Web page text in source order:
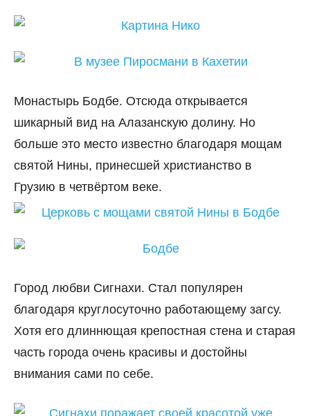
Монастырь Бодбе. Отсюда открывается
шикарный вид на Алазанскую долину. Но
больше это место известно благодаря мощам
святой Нины, принесшей христианство в
Грузию в четвёртом веке.
Город любви Сигнахи. Стал популярен
благодаря круглосуточно работающему загсу.
Хотя его длиннющая крепостная стена и старая
часть города очень красивы и достойны
внимания сами по себе.